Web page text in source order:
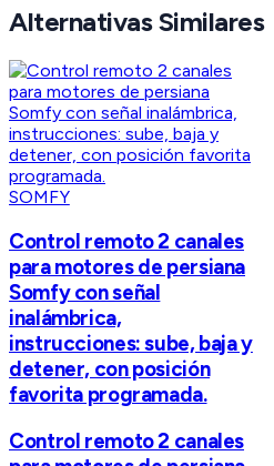
Alternativas Similares
SOMFY
Control remoto 2 canales
para motores de persiana
Somfy con señal
inalámbrica,
instrucciones: sube, baja y
detener, con posición
favorita programada.
Control remoto 2 canales